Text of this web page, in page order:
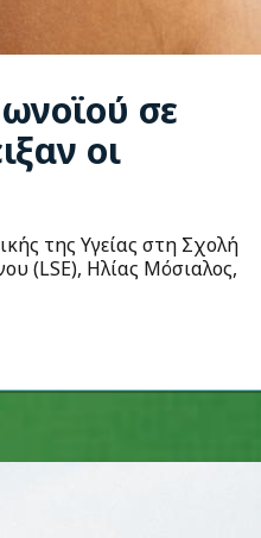
σε
οι
της Υγείας στη Σχολή
(LSE), Ηλίας Μόσιαλος,